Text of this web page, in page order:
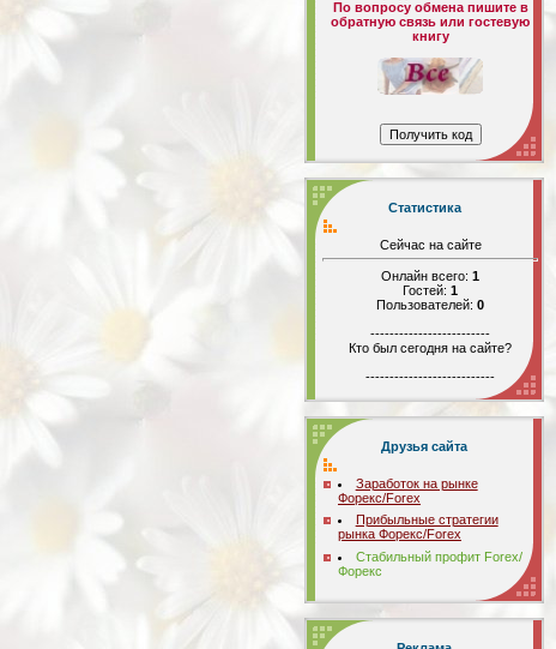
По вопросу обмена пишите в
обратную связь или гостевую
книгу
Статистика
Сейчас на сайте
Онлайн всего: 1
Гостей: 1
Пользователей: 0
-------------------------
Кто был сегодня на сайте?
---------------------------
Друзья сайта
Заработок на рынке
Форекс/Forex
Прибыльные стратегии
рынка Форекс/Forex
Стабильный профит Forex/
Форекс